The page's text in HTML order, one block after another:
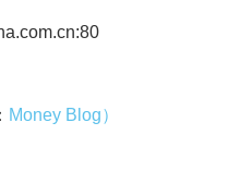
Money Blog）